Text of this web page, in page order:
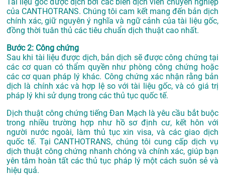
Tài liệu gốc được dịch bởi các biên dịch viên chuyên nghiệp
của CANTHOTRANS. Chúng tôi cam kết mang đến bản dịch
chính xác, giữ nguyên ý nghĩa và ngữ cảnh của tài liệu gốc,
đồng thời tuân thủ các tiêu chuẩn dịch thuật cao nhất.
Bước 2: Công chứng
Sau khi tài liệu được dịch, bản dịch sẽ được công chứng tại
các cơ quan có thẩm quyền như phòng công chứng hoặc
các cơ quan pháp lý khác. Công chứng xác nhận rằng bản
dịch là chính xác và hợp lệ so với tài liệu gốc, và có giá trị
pháp lý khi sử dụng trong các thủ tục quốc tế.
Dịch thuật công chứng tiếng Đan Mạch là yêu cầu bắt buộc
trong nhiều trường hợp như hồ sơ định cư, kết hôn với
người nước ngoài, làm thủ tục xin visa, và các giao dịch
quốc tế. Tại CANTHOTRANS, chúng tôi cung cấp dịch vụ
dịch thuật công chứng nhanh chóng và chính xác, giúp bạn
yên tâm hoàn tất các thủ tục pháp lý một cách suôn sẻ và
hiệu quả.